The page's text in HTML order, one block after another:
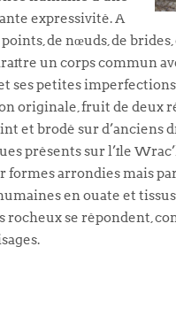
expressivité. A
de nœuds, de
un corps commun
ses petites
originale, fruit de deux
et brodé sur d’anciens
présents sur l’île
formes arrondies mais
en ouate et
rocheux se répondent,